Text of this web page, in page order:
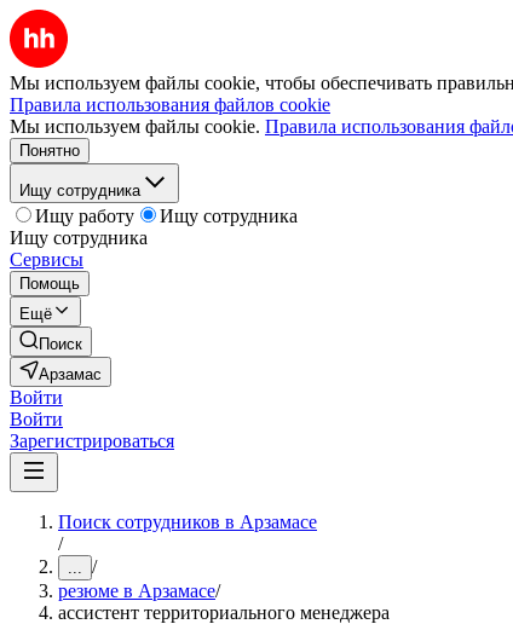
Мы используем файлы cookie, чтобы обеспечивать
Правила использования файлов cookie
Мы используем файлы cookie. Правила использования
Понятно
Ищу сотрудника
Ищу работу
Ищу сотрудника
Ищу сотрудника
Сервисы
Помощь
Ещё
Поиск
Арзамас
Войти
Войти
Зарегистрироваться
Поиск сотрудников в Арзамасе
/
... /
резюме в Арзамасе/
ассистент территориального менеджера